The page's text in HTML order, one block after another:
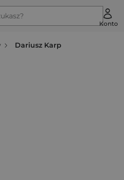
Konto
Dariusz Karp